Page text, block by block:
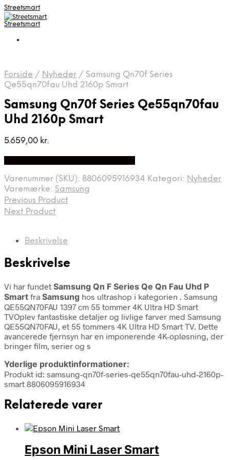
Streetsmart
Streetsmart
Forside / Nyheder / Samsung Qn70f Series
Qe55qn70fau Uhd 2160p Smart
Samsung Qn70f Series Qe55qn70fau
Uhd 2160p Smart
5.659,00 kr.
Varenummer (SKU): 8806095916934 Kategori: Nyheder
Varemærke: Samsung
Previous Product
Next Product
Beskrivelse
Beskrivelse
Vi har fundet Samsung Qn F Series Qe Qn Fau Uhd P
Smart fra Samsung hos ultrashop i kategorien . Samsung
QE55QN70FAU 1397 cm 55 tommer 4K Ultra HD Smart
TVOplev fantastiske detaljer og livlige farver med Samsung
QE55QN70FAU, et 55 tommers 4K Ultra HD Smart TV. Dette
avancerede fjernsyn har en imponerende 4K-opløsning, der
bringer film, serier og s
Yderlige produktinformationer:
Produkt id: samsung-qn70f-series-qe55qn70fau-uhd-2160p-
smart 8806095916934
Relaterede varer
Epson Mini Laser Smart